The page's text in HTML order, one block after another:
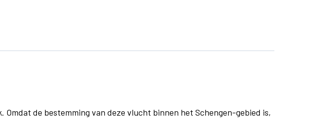
de bestemming van deze vlucht binnen het Schengen-gebied is,